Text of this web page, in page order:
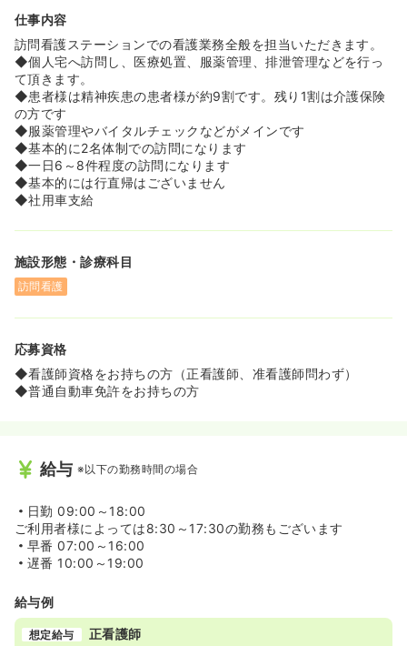
仕事内容
訪問看護ステーションでの看護業務全般を担当いただきます。
◆個人宅へ訪問し、医療処置、服薬管理、排泄管理などを行っ
て頂きます。
◆患者様は精神疾患の患者様が約9割です。残り1割は介護保険
の方です
◆服薬管理やバイタルチェックなどがメインです
◆基本的に2名体制での訪問になります
◆一日6～8件程度の訪問になります
◆基本的には行直帰はございません
◆社用車支給
施設形態・診療科目
訪問看護
応募資格
◆看護師資格をお持ちの方（正看護師、准看護師問わず）
◆普通自動車免許をお持ちの方
給与 ※以下の勤務時間の場合
日勤 09:00～18:00
ご利用者様によっては8:30～17:30の勤務もございます
早番 07:00～16:00
遅番 10:00～19:00
給与例
想定給与 正看護師